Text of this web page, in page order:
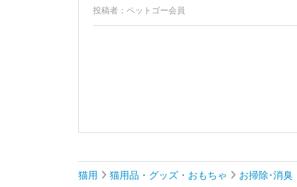
投稿者：ペットゴー会員
猫用 猫用品・グッズ・おもちゃ お掃除･消臭